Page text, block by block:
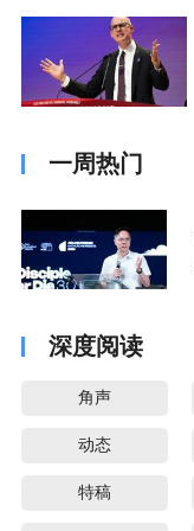
一周热门
深度阅读
角声
动态
特稿